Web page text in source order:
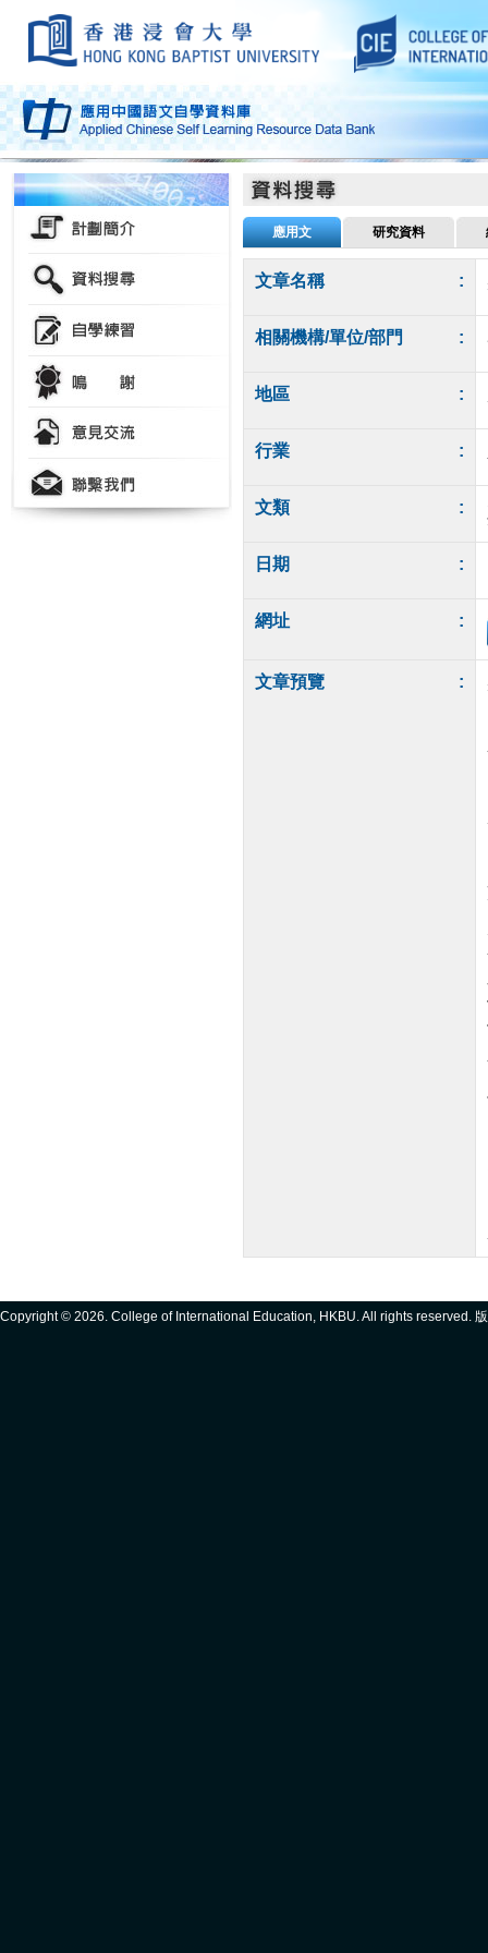
應用文 研究資料
文章名稱 :
相關機構/單位/部門 :
地區 :
行業 :
文類 :
日期 :
網址 :
文章預覽 :
Copyright © 2026. College of International Education, HKBU. All rights reserved.